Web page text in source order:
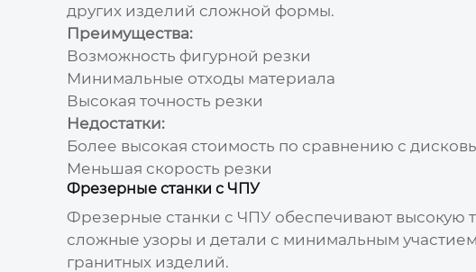
других изделий сложной формы.
Преимущества:
Возможность фигурной резки
Минимальные отходы материала
Высокая точность резки
Недостатки:
Более высокая стоимость по сравнению с
Меньшая скорость резки
Фрезерные станки с ЧПУ
Фрезерные станки с ЧПУ обеспечивают высокую
сложные узоры и детали с минимальным
гранитных изделий.